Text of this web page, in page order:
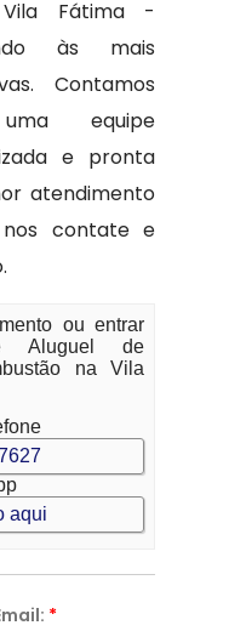
Fátima -
às mais
Contamos
equipe
e pronta
atendimento
nos contate e
ou entrar
Aluguel de
na Vila
aqui
*